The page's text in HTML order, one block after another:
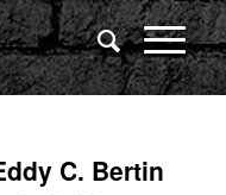
C. Bertin